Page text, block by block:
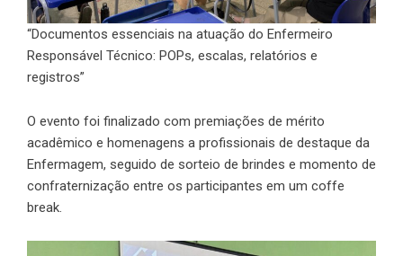
“Documentos essenciais na atuação do Enfermeiro
Responsável Técnico: POPs, escalas, relatórios e
registros”
O evento foi finalizado com premiações de mérito
acadêmico e homenagens a profissionais de destaque da
Enfermagem, seguido de sorteio de brindes e momento de
confraternização entre os participantes em um coffe
break.